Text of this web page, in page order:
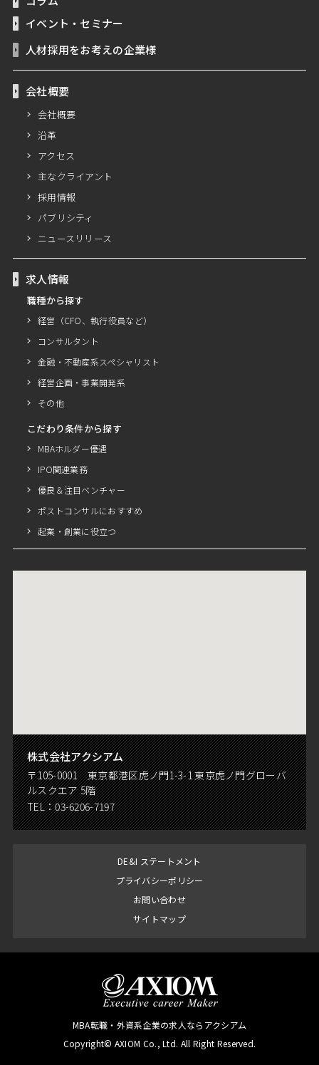
イベント・セミナー
人材採用をお考えの企業様
会社概要
会社概要
沿革
アクセス
主なクライアント
採用情報
パブリシティ
ニュースリリース
求人情報
職種から探す
経営（CFO、執行役員など）
コンサルタント
金融・不動産系スペシャリスト
経営企画・事業開発系
その他
こだわり条件から探す
MBAホルダー優遇
IPO関連業務
優良＆注目ベンチャー
ポストコンサルにおすすめ
起業・創業に役立つ
株式会社アクシアム
〒105-0001 東京都港区虎ノ門1-3-1 東京虎ノ門グローバ
ルスクエア 5階
TEL：03-6206-7197
DE&I ステートメント
プライバシーポリシー
お問い合わせ
サイトマップ
MBA転職・外資系企業の求人ならアクシアム
Copyright© AXIOM Co., Ltd. All Right Reserved.